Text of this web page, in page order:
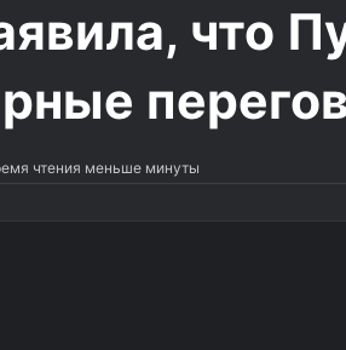
что
чтения меньше минуты